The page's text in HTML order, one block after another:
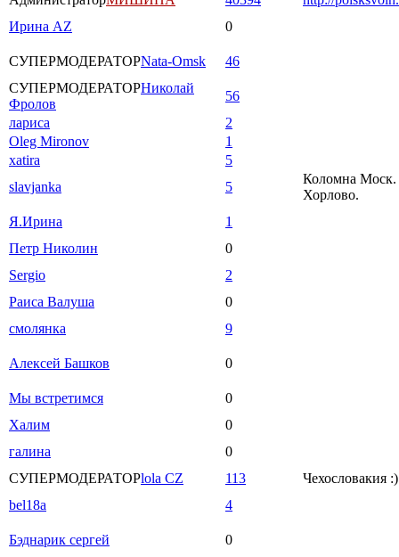
Ирина AZ
0
СУПЕРМОДЕРАТОРNata-Omsk
46
СУПЕРМОДЕРАТОРНиколай
Фролов
56
лариса
2
Oleg Mironov
1
xatira
5
slavjanka
5
Коломна Моск.
Хорлово.
Я.Ирина
1
Петр Николин
0
Sergio
2
Раиса Валуша
0
смолянка
9
Алексей Башков 0
Мы встретимся
0
Халим
0
галина
0
СУПЕРМОДЕРАТОРlola CZ 113
Чехословакия :)
bel18a
4
Бэднарик сергей
0